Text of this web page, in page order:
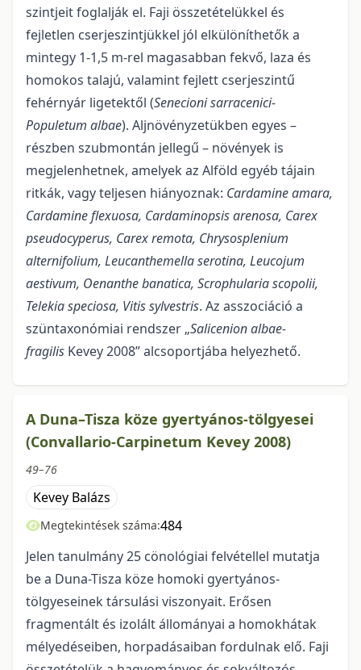
szintjeit foglalják el. Faji összetételükkel és
fejletlen cserjeszintjükkel jól elkülöníthetők a
mintegy 1-1,5 m-rel magasabban fekvő, laza és
homokos talajú, valamint fejlett cserjeszintű
fehérnyár ligetektől (Senecioni sarracenici-
Populetum albae). Aljnövényzetükben egyes –
részben szubmontán jellegű – növények is
megjelenhetnek, amelyek az Alföld egyéb tájain
ritkák, vagy teljesen hiányoznak: Cardamine amara,
Cardamine flexuosa, Cardaminopsis arenosa, Carex
pseudocyperus, Carex remota, Chrysosplenium
alternifolium, Leucanthemella serotina, Leucojum
aestivum, Oenanthe banatica, Scrophularia scopolii,
Telekia speciosa, Vitis sylvestris. Az asszociáció a
szüntaxonómiai rendszer „Salicenion albae-
fragilis Kevey 2008” alcsoportjába helyezhető.
A Duna–Tisza köze gyertyános-tölgyesei
(Convallario-Carpinetum Kevey 2008)
49–76
Kevey Balázs
Megtekintések száma:484
Jelen tanulmány 25 cönológiai felvétellel mutatja
be a Duna-Tisza köze homoki gyer­tyános-
tölgyeseinek társulási viszonyait. Erősen
fragmentált és izolált állományai a homokhátak
mé­lyedéseiben, horpadásaiban fordulnak elő. Faji